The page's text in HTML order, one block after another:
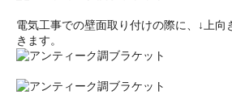
電気工事での壁面取り付けの際に、↓上向
きます。